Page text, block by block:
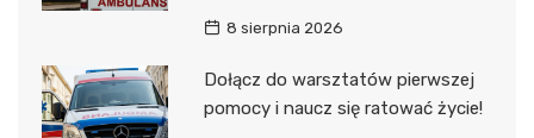
8 sierpnia 2026
Dołącz do warsztatów pierwszej
pomocy i naucz się ratować życie!